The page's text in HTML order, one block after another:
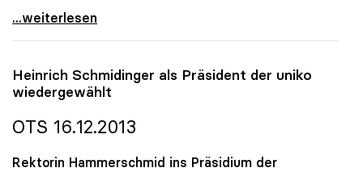
Regierung - Rektoren: \"Werden sehr unangenehme
...weiterlesen
Heinrich Schmidinger als Präsident der uniko
wiedergewählt
OTS 16.12.2013
Rektorin Hammerschmid ins Präsidium der